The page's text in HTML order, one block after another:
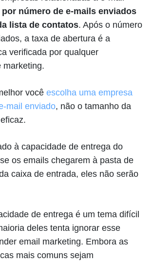
por número de e-mails enviados
lista de contatos. Após o número
a taxa de abertura é a
verificada por qualquer
marketing.
você escolha uma empresa
mail enviado, não o tamanho da
à capacidade de entrega do
os emails chegarem à pasta de
caixa de entrada, eles não serão
de entrega é um tema difícil
deles tenta ignorar esse
email marketing. Embora as
mais comuns sejam